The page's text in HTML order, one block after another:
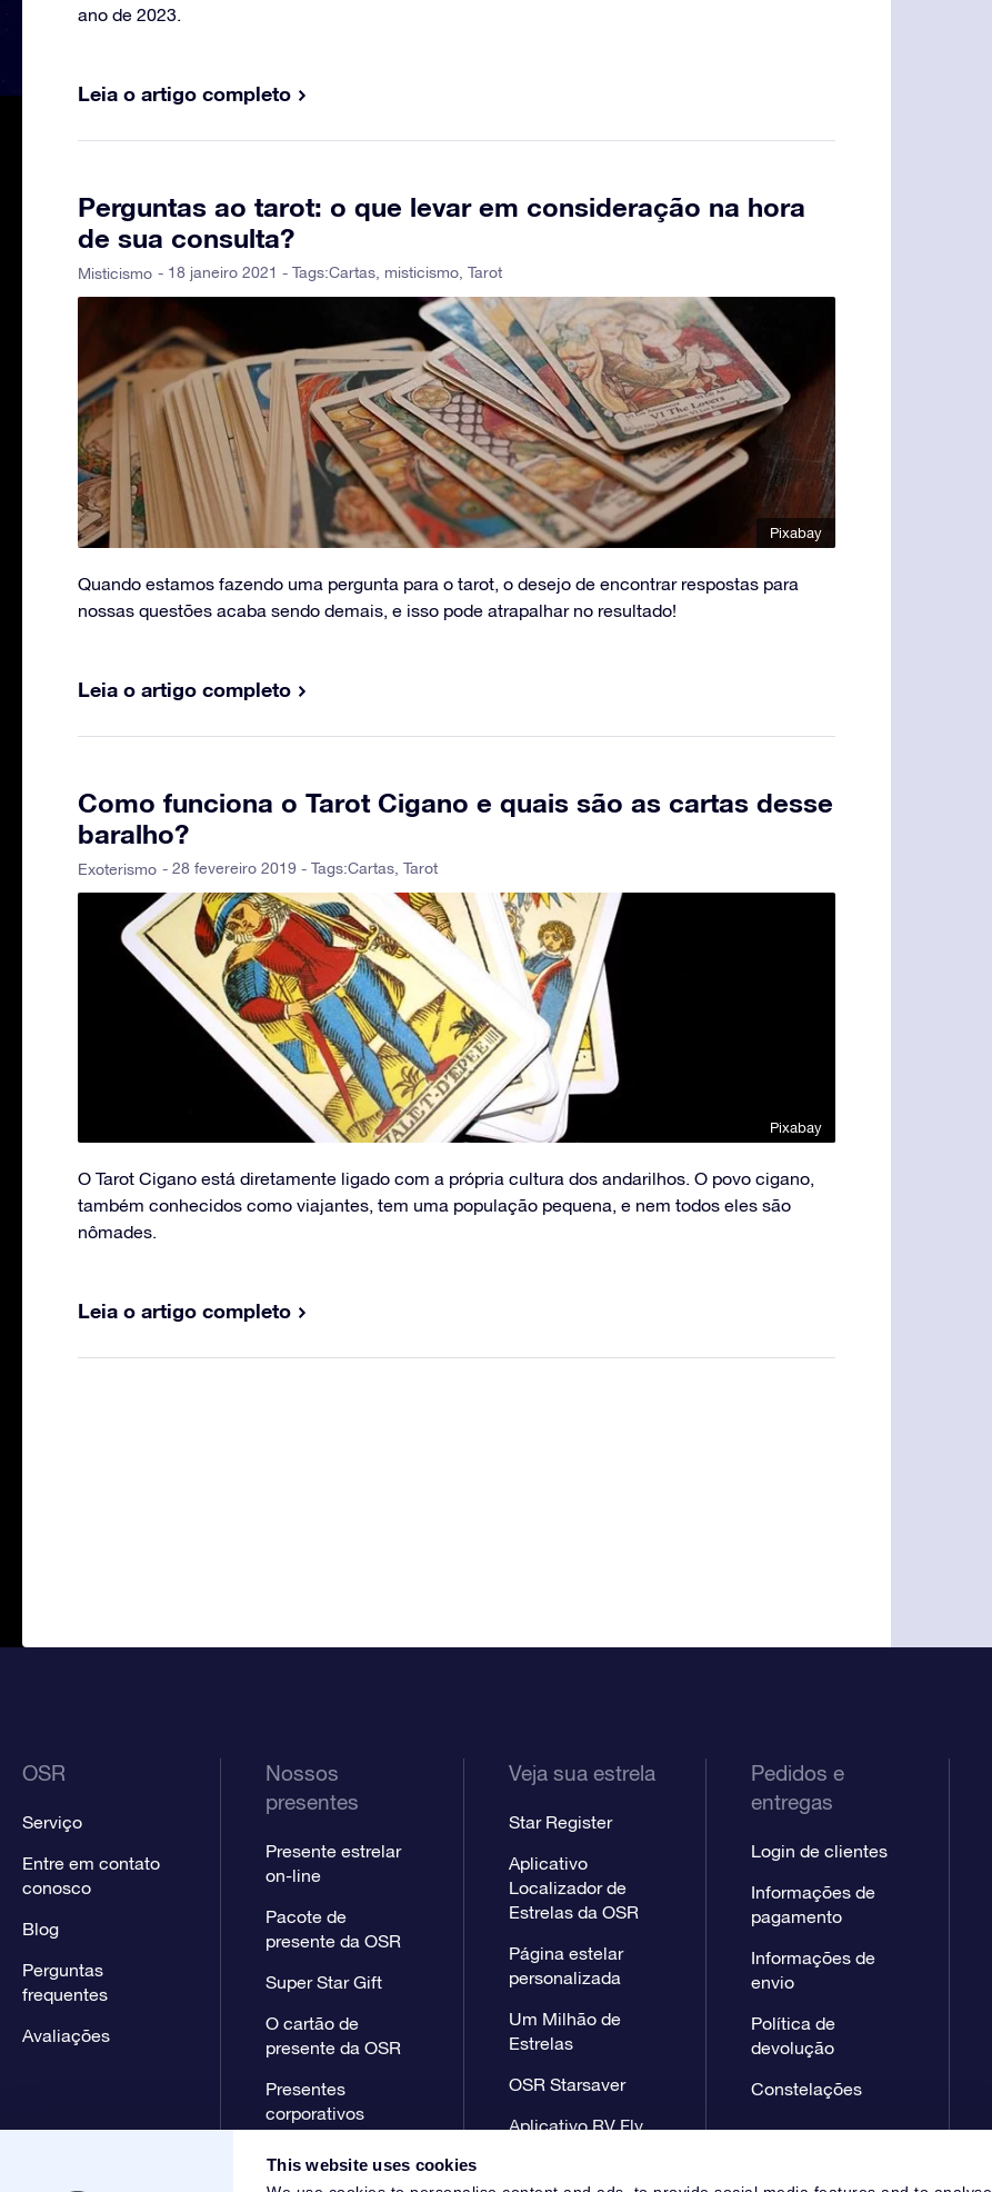
This website uses cookies
ano de 2023.
Leia o artigo completo
Perguntas ao tarot: o que levar em consideração na hora
de sua consulta?
Misticismo - 18 janeiro 2021 - Tags:Cartas, misticismo, Tarot
Pixabay
Quando estamos fazendo uma pergunta para o tarot, o desejo de encontrar respostas para
nossas questões acaba sendo demais, e isso pode atrapalhar no resultado!
Leia o artigo completo
Como funciona o Tarot Cigano e quais são as cartas desse
baralho?
Exoterismo - 28 fevereiro 2019 - Tags:Cartas Tarot
Pixabay
O Tarot Cigano está diretamente ligado com a própria cultura dos andarilhos. O povo cigano,
também conhecidos como viajantes, tem uma população pequena, e nem todos eles são
nômades.
Leia o artigo completo
OSR
Serviço
Entre em contato
conosco
Blog
Perguntas
frequentes
Avaliações
Nossos
presentes
Presente estrelar
on-line
Pacote de
presente da OSR
Super Star Gift
O cartão de
presente da OSR
Presentes
corporativos
Veja sua estrela
Star Register
Aplicativo
Localizador de
Estrelas da OSR
Página estelar
personalizada
Um Milhão de
Estrelas
OSR Starsaver
Aplicativo RV Fly
Pedidos e
entregas
Login de clientes
Informações de
pagamento
Informações de
envio
Política de
devolução
Constelações